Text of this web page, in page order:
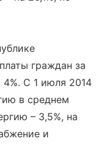
граждан за
4%. С 1 июля 2014
в среднем
– 3,5%, на
и